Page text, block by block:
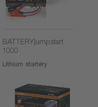
BATTERYjumpstart
1000
Lithium startéry